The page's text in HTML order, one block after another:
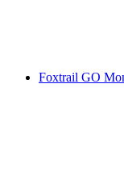
Foxtrail GO